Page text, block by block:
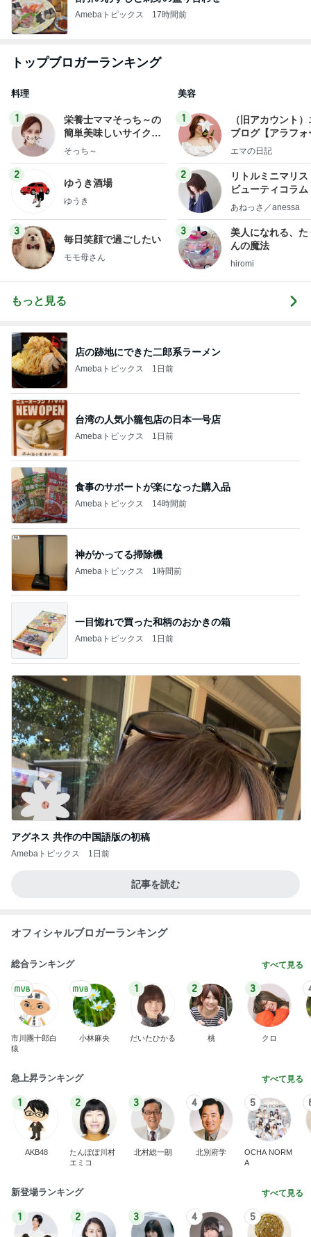
Amebaトピックス 17時間前
トップブロガーランキング
料理
1
栄養士ママそっち～の
簡単美味しいサイクル
献立
そっち～
2
ゆうき酒場
ゆうき
3
毎日笑顔で過ごしたい
モモ母さん
美容
1
（旧アカウント
ブログ【アラフォ
社売却セカンドラ
エマの日記
2
リトルミニマリス
ビューティコラ
little
あねっさ／anessa
3
美人になれる、た
んの魔法
hiromi
もっと見る
店の跡地にできた二郎系ラーメン
Amebaトピックス 1日前
台湾の人気小籠包店の日本一号店
Amebaトピックス 1日前
食事のサポートが楽になった購入品
Amebaトピックス 14時間前
神がかってる掃除機
Amebaトピックス 1時間前
一目惚れで買った和柄のおかきの箱
Amebaトピックス 1日前
アグネス 共作の中国語版の初稿
Amebaトピックス 1日前
記事を読む
オフィシャルブロガーランキング
総合ランキング すべて見る
市川團十郎白
猿
小林麻央
1
だいたひかる
2
桃
3
クロ
急上昇ランキング すべて見る
1
AKB48
2
たんぽぽ川村
エミコ
3
北村総一朗
4
北別府学
5
OCHA NORM
A
新登場ランキング すべて見る
1 2 3 4 5